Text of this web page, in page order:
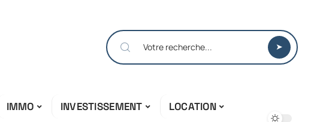
IMMO INVESTISSEMENT
LOCATION